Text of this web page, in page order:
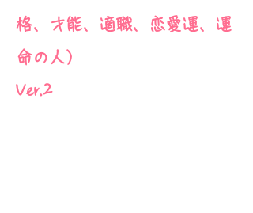
格、才能、適職、恋愛運、運
命の人）
Ver.2